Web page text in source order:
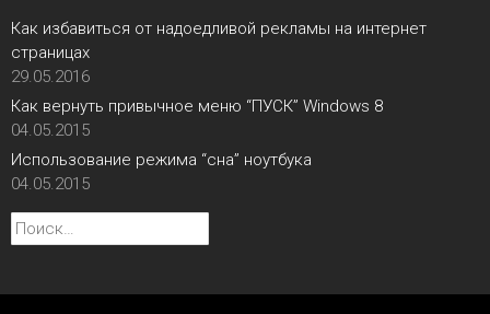
Как избавиться от надоедливой рекламы на интернет
страницах
29.05.2016
Как вернуть привычное меню “ПУСК” Windows 8
04.05.2015
Использование режима “сна” ноутбука
04.05.2015
Найти: